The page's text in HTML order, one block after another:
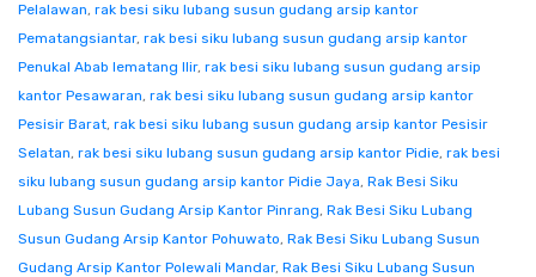
Pelalawan, rak besi siku lubang susun gudang arsip kantor
Pematangsiantar, rak besi siku lubang susun gudang arsip kantor
Penukal Abab lematang Ilir, rak besi siku lubang susun gudang arsip
kantor Pesawaran, rak besi siku lubang susun gudang arsip kantor
Pesisir Barat, rak besi siku lubang susun gudang arsip kantor Pesisir
Selatan, rak besi siku lubang susun gudang arsip kantor Pidie, rak besi
siku lubang susun gudang arsip kantor Pidie Jaya, Rak Besi Siku
Lubang Susun Gudang Arsip Kantor Pinrang, Rak Besi Siku Lubang
Susun Gudang Arsip Kantor Pohuwato, Rak Besi Siku Lubang Susun
Gudang Arsip Kantor Polewali Mandar, Rak Besi Siku Lubang Susun